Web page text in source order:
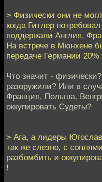
> Физически они не
когда Гитлер
поддержали Англия,
На встрече в Мюнхене
передаче Германии
Что значит -
разоружили? Или в
Франция, Польша,
оккупировать Судеты?
> Ага, а лидеры
так же слезно, с
разбомбить и
!